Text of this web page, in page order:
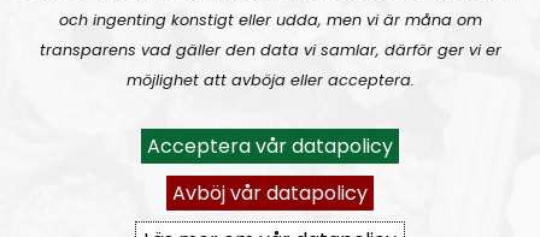
Kom gärna med tips på innehåll; ideologiska
funderingar och/eller personliga frågor till Lindberg.
Prenumerera på Ledarperspektiv med
https://nordiskradio.se/?format=mp3-
och ingenting konstigt eller udda, men vi är måna om
transparens vad gäller den data vi samlar, därför ger vi er
möjlighet att avböja eller acceptera.
Acceptera vår datapolicy
Avböj vår datapolicy